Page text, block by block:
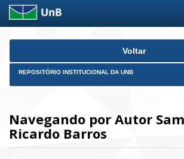
Skip
Voltar
REPOSITÓRIO INSTITUCIONAL DA UNB
Navegando por Autor
Ricardo Barros